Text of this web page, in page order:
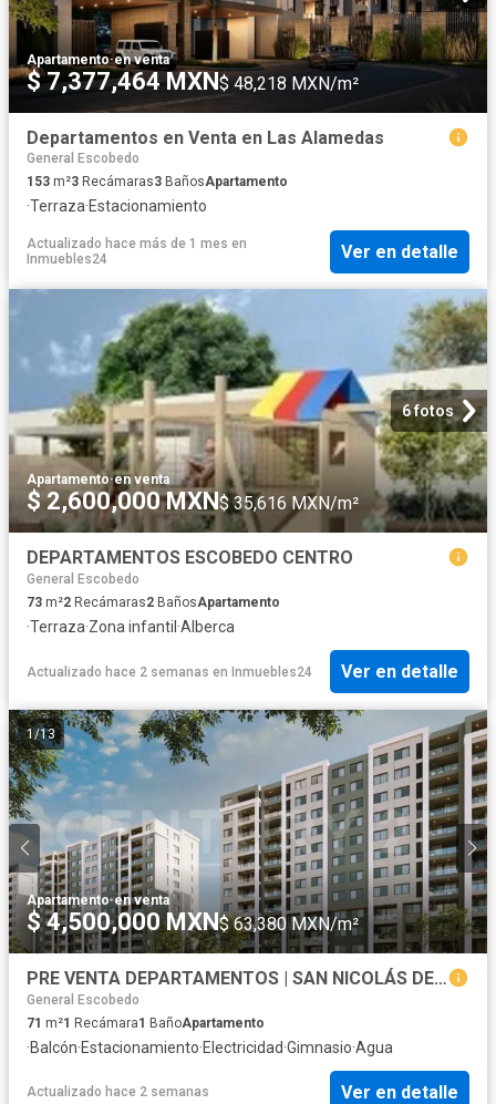
Apartamento·en venta
$ 7,377,464 MXN$ 48,218 MXN/m²
Departamentos en Venta en Las Alamedas
General Escobedo
153 m²3 Recámaras3 BañosApartamento
·Terraza·Estacionamiento
Actualizado hace más de 1 mes en
Inmuebles24
Ver en detalle
6 fotos
Apartamento·en venta
$ 2,600,000 MXN$ 35,616 MXN/m²
DEPARTAMENTOS ESCOBEDO CENTRO
General Escobedo
73 m²2 Recámaras2 BañosApartamento
·Terraza·Zona infantil ·Alberca
Actualizado hace 2 semanas en Inmuebles24 Ver en detalle
1/13
Apartamento·en venta
$ 4,500,000 MXN$ 63,380 MXN/m²
PRE VENTA DEPARTAMENTOS | SAN NICOLÁS DE LOS GARZA , N.L
General Escobedo
71 m²1 Recámara1 BañoApartamento
·Balcón·Estacionamiento·Electricidad·Gimnasio·Agua
Actualizado hace 2 semanas Ver en detalle